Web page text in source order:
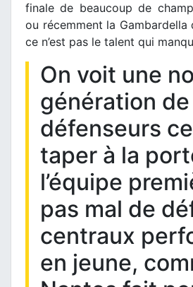
finale de beaucoup de
ou récemment la Gambardella
ce n’est pas le talent qui
On voit une
génération de
défenseurs
taper à la
l’équipe
pas mal de
centraux
en jeune,